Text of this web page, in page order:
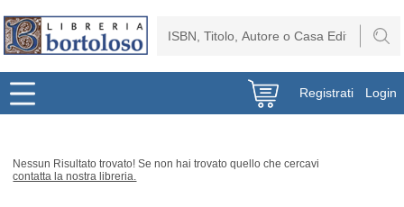
Registrati Login
Nessun Risultato trovato! Se non hai trovato quello che cercavi
contatta la nostra libreria.